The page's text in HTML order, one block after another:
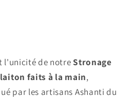
l'unicité de notreStronage
faits à la main,
par les artisans Ashanti du